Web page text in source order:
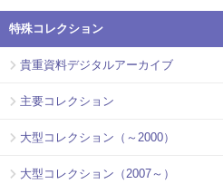
特殊コレクション
貴重資料デジタルアーカイブ
主要コレクション
大型コレクション（～2000）
大型コレクション（2007～）